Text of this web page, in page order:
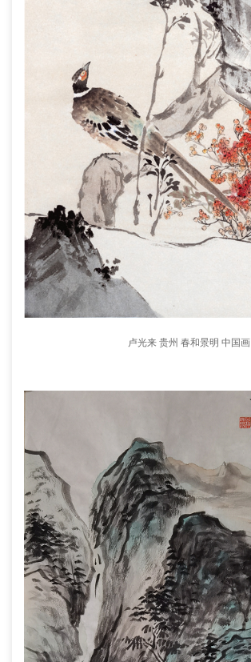
卢光来 贵州 春和景明 中国画